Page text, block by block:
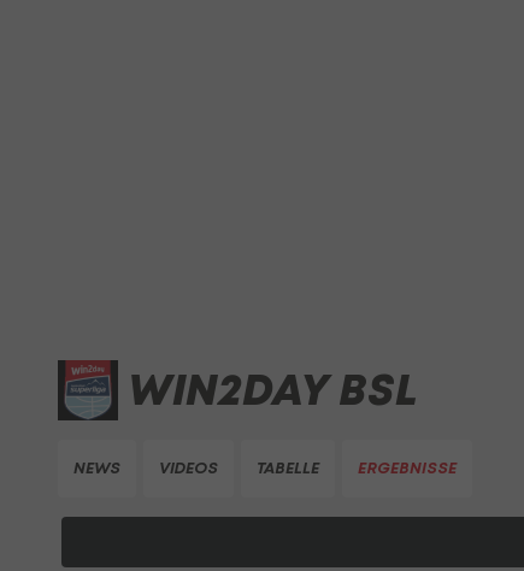
WIN2DAY BSL
NEWS VIDEOS TABELLE ERGEBNISSE